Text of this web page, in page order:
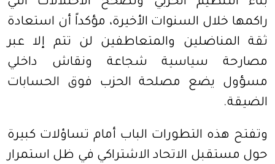
راكمها خلال السنوات الأخيرة، مؤكداً أن استعادة
ثقة المناضلين والمتعاطفين لن تتم إلا عبر
مصارحة سياسية شجاعة ونقاش داخلي
مسؤول يضع مصلحة الحزب فوق الحسابات
الضيقة.
وتفتح هذه التطورات الباب أمام تساؤلات كبيرة
حول مستقبل الاتحاد الاشتراكي في ظل استمرار